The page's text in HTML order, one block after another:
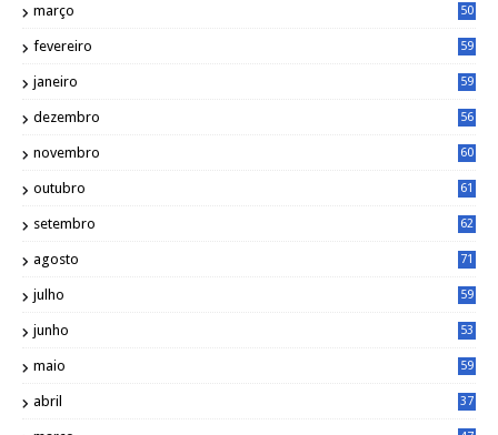
março 50
fevereiro 59
janeiro 59
dezembro 56
novembro 60
outubro 61
setembro 62
agosto 71
julho 59
junho 53
maio 59
abril 37